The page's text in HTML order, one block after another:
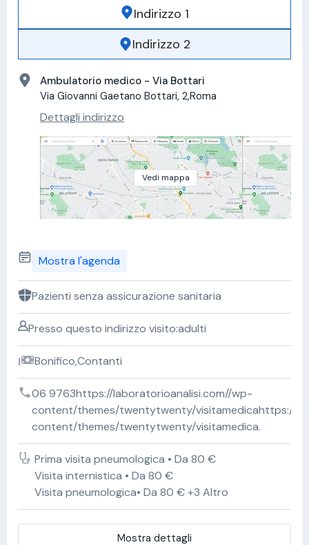
Indirizzo 1
Indirizzo 2
Ambulatorio medico - Via Bottari
Via Giovanni Gaetano Bottari, 2,Roma
Dettagli indirizzo
Vedi mappa
Mostra l'agenda
Pazienti senza assicurazione sanitaria
Presso questo indirizzo visito:adulti
Bonifico,Contanti
06 9763https://laboratorioanalisi.com//wp-
content/themes/twentytwenty/visitamedicahttps://
content/themes/twentytwenty/visitamedica.
Prima visita pneumologica • Da 80 €
Visita internistica • Da 80 €
Visita pneumologica• Da 80 € +3 Altro
Mostra dettagli